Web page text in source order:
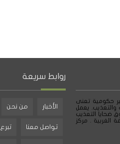
حكومية تعنى
والتعذيب. يعمل
ضحايا التعذيب
الغربية . مركز
روابط سريعة
الأخبار من نحن
تواصل معنا تبرع